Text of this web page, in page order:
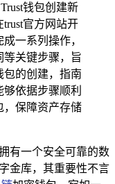
钱包创建新
官方网站开
一系列操作，
等关键步骤，旨
包的创建，指南
依据步骤顺利
，保障资产存储
有一个安全可靠的数
金库，其重要性不言